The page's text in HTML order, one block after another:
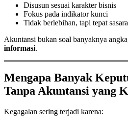
Disusun sesuai karakter bisnis
Fokus pada indikator kunci
Tidak berlebihan, tapi tepat
Akuntansi bukan soal banyaknya
informasi.
Mengapa Banyak
Tanpa Akuntansi yang
Kegagalan sering terjadi karena: